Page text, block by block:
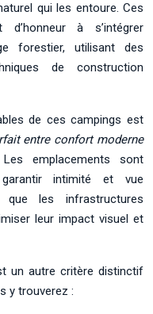
qui les entoure. Ces
à s’intégrer
forestier, utilisant des
de construction
de ces campings est
entre confort moderne
emplacements sont
garantir intimité et vue
les infrastructures
leur impact visuel et
un autre critère distinctif
y trouverez :